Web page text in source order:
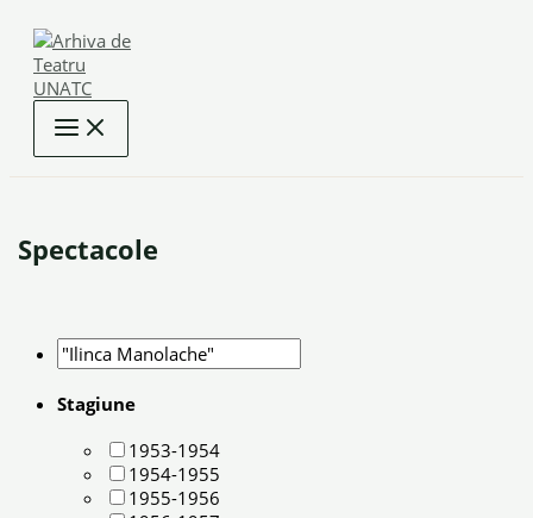
content
Spectacole
Stagiune
1953-1954
1954-1955
1955-1956